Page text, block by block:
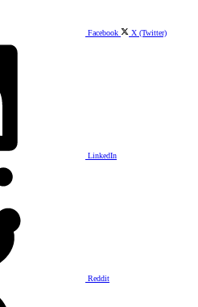
Facebook X (Twitter)
LinkedIn
Reddit